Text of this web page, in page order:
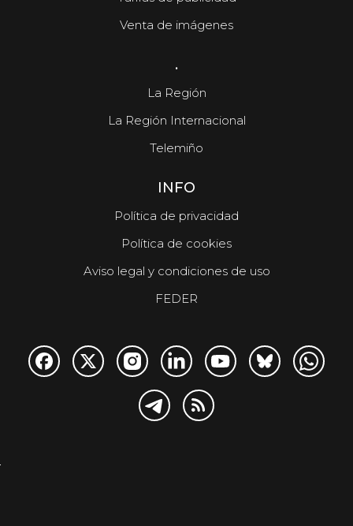
Venta de imágenes
.
La Región
La Región Internacional
Telemiño
INFO
Política de privacidad
Política de cookies
Aviso legal y condiciones de uso
FEDER